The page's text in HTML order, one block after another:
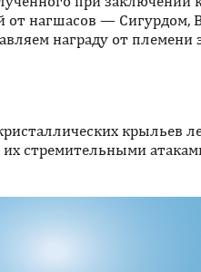
от нагшасов — Сигурдом,
награду от
крыльев
стремительными